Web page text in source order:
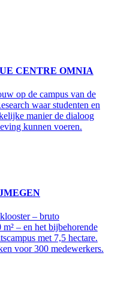
CENTRE OMNIA
op de campus van de
waar studenten en
manier de dialoog
kunnen voeren.
– bruto
– en het bijbehorende
met 7,5 hectare.
voor 300 medewerkers.